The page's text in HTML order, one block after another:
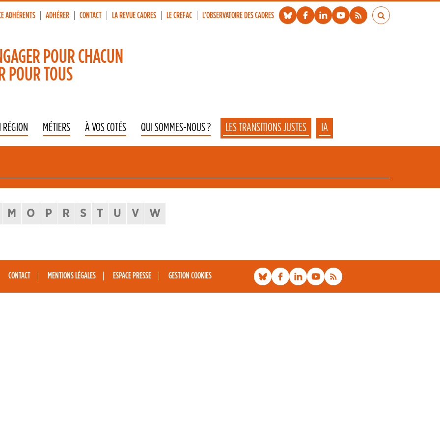
ADHÉRENTS ADHÉRER CONTACT LA REVUE CADRES LE CREFAC L’OBSERVATOIRE DES CADRES
POUR CHACUN
POUR TOUS
RÉGION MÉTIERS À VOS COTÉS QUI SOMMES-NOUS ? LES TRANSITIONS JUSTES IA
M O P R S T U V W
CONTACT MENTIONS LÉGALES ESPACE PRESSE GESTION COOKIES